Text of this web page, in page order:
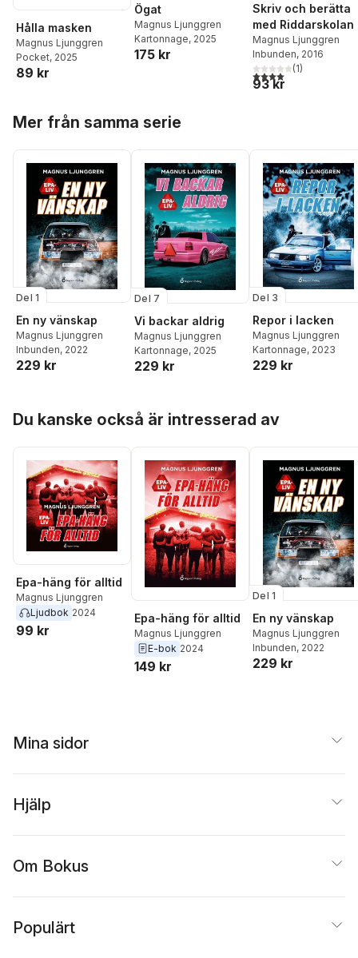
Hålla masken
Magnus Ljunggren
Pocket, 2025
89 kr
Ögat
Magnus Ljunggren
Kartonnage, 2025
175 kr
Skriv och berätta
med Riddarskolan
Magnus Ljunggren
Inbunden, 2016
4,0utav 5 stjärnor.
(1)
93 kr
Mer från samma serie
Del 1
En ny vänskap
Magnus Ljunggren
Inbunden, 2022
229 kr
Del 7
Vi backar aldrig
Magnus Ljunggren
Kartonnage, 2025
229 kr
Del 3
Repor i lacken
Magnus Ljunggren
Kartonnage, 2023
229 kr
Du kanske också är intresserad av
Epa-häng för alltid
Magnus Ljunggren
Ljudbok 2024
99 kr
Epa-häng för alltid
Magnus Ljunggren
E-bok 2024
149 kr
Del 1
En ny vänskap
Magnus Ljunggren
Inbunden, 2022
229 kr
Mina sidor
Hjälp
Om Bokus
Populärt